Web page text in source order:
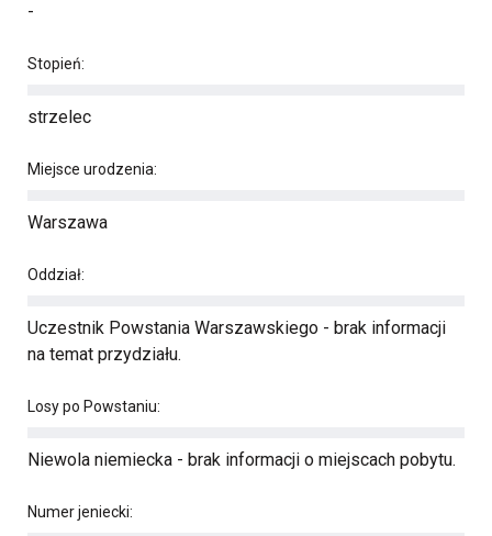
-
Stopień:
strzelec
Miejsce urodzenia:
Warszawa
Oddział:
Uczestnik Powstania Warszawskiego - brak informacji
na temat przydziału.
Losy po Powstaniu:
Niewola niemiecka - brak informacji o miejscach pobytu.
Numer jeniecki: